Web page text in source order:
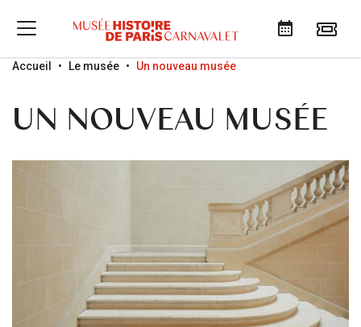
Go to menu
Go to content
Go to search
Accueil Le musée Un nouveau musée
UN NOUVEAU MUSÉE